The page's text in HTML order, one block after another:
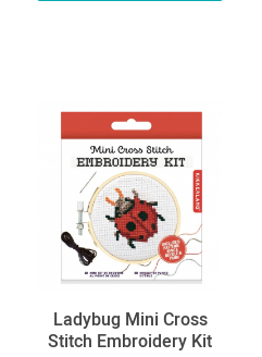
Ladybug Mini Cross
Stitch Embroidery Kit